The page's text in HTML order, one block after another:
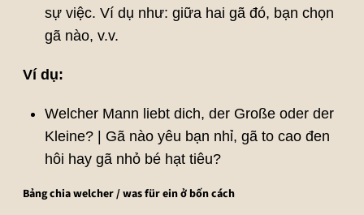
sự việc. Ví dụ như: giữa hai gã đó, bạn chọn
gã nào, v.v.
Ví dụ:
Welcher Mann liebt dich, der Große oder der
Kleine? | Gã nào yêu bạn nhỉ, gã to cao đen
hôi hay gã nhỏ bé hạt tiêu?
Bảng chia welcher / was für ein ở bốn cách